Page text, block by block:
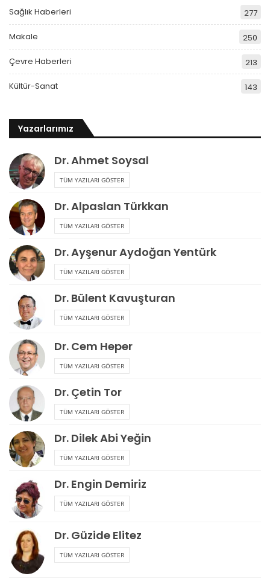
Sağlık Haberleri 277
Makale 250
Çevre Haberleri 213
Kültür-Sanat 143
Yazarlarımız
Dr. Ahmet Soysal
TÜM YAZILARI GÖSTER
Dr. Alpaslan Türkkan
TÜM YAZILARI GÖSTER
Dr. Ayşenur Aydoğan Yentürk
TÜM YAZILARI GÖSTER
Dr. Bülent Kavuşturan
TÜM YAZILARI GÖSTER
Dr. Cem Heper
TÜM YAZILARI GÖSTER
Dr. Çetin Tor
TÜM YAZILARI GÖSTER
Dr. Dilek Abi Yeğin
TÜM YAZILARI GÖSTER
Dr. Engin Demiriz
TÜM YAZILARI GÖSTER
Dr. Güzide Elitez
TÜM YAZILARI GÖSTER